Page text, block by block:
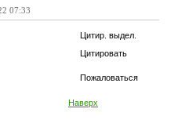
07:33
Цитир. выдел.
Цитировать
Пожаловаться
Наверх